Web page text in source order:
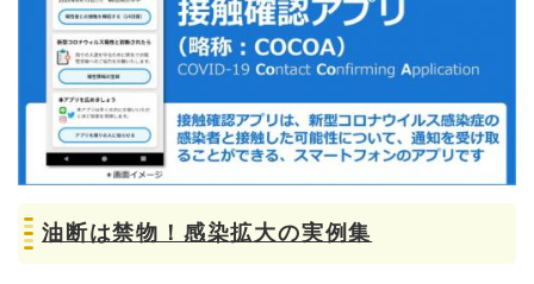
油断は禁物！感染拡大の実例集